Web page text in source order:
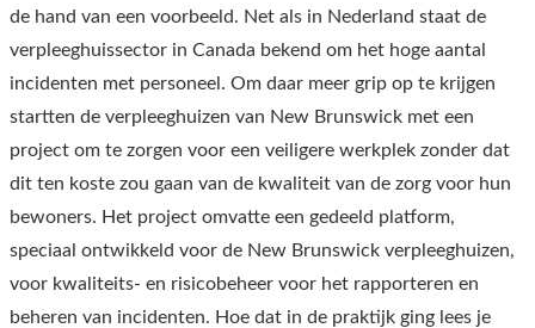
de hand van een voorbeeld. Net als in Nederland staat de
verpleeghuissector in Canada bekend om het hoge aantal
incidenten met personeel. Om daar meer grip op te krijgen
startten de verpleeghuizen van New Brunswick met een
project om te zorgen voor een veiligere werkplek zonder dat
dit ten koste zou gaan van de kwaliteit van de zorg voor hun
bewoners. Het project omvatte een gedeeld platform,
speciaal ontwikkeld voor de New Brunswick verpleeghuizen,
voor kwaliteits- en risicobeheer voor het rapporteren en
beheren van incidenten. Hoe dat in de praktijk ging lees je